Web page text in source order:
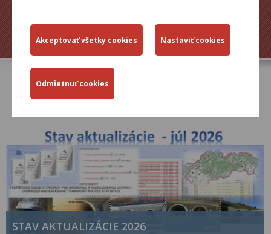
ZJAZDNOSŤ.SK
AKTUÁLNE
STAV AKTUALIZÁCIE 2026